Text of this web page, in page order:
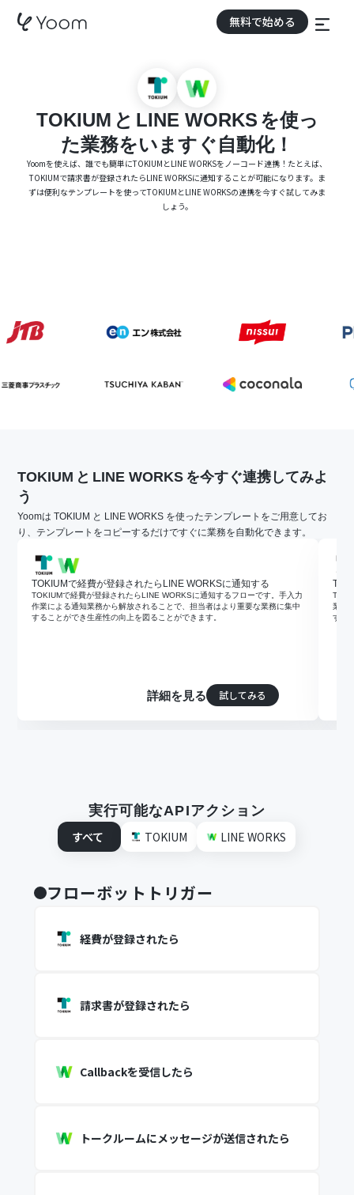
無料で始める
TOKIUM と LINE WORKS を使っ
た業務をいますぐ自動化！
Yoomを使えば、誰でも簡単にTOKIUMとLINE WORKSをノーコード連携！たとえば、
TOKIUMで請求書が登録されたらLINE WORKSに通知することが可能になります。ま
ずは便利なテンプレートを使ってTOKIUMとLINE WORKSの連携を今すぐ試してみま
しょう。
TOKIUM と LINE WORKS を今すぐ連携してみよ
う
Yoomは TOKIUM と LINE WORKS を使ったテンプレートをご用意してお
り、テンプレートをコピーするだけですぐに業務を自動化できます。
TOKIUMで経費が登録されたらLINE WORKSに通知する
TOKIUMで経費が登録されたらLINE WORKSに通知するフローです。手入力
作業による通知業務から解放されることで、担当者はより重要な業務に集中
することができ生産性の向上を図ることができます。
詳細を見る 試してみる
業に
する
実行可能なAPIアクション
すべて
TOKIUM LINE WORKS
フローボットトリガー
経費が登録されたら
請求書が登録されたら
Callbackを受信したら
トークルームにメッセージが送信されたら